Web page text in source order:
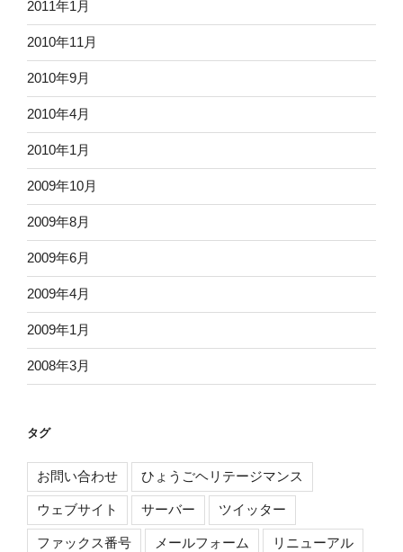
2011年1月
2010年11月
2010年9月
2010年4月
2010年1月
2009年10月
2009年8月
2009年6月
2009年4月
2009年1月
2008年3月
タグ
お問い合わせ ひょうごヘリテージマンス
ウェブサイト サーバー ツイッター
ファックス番号 メールフォーム リニューアル